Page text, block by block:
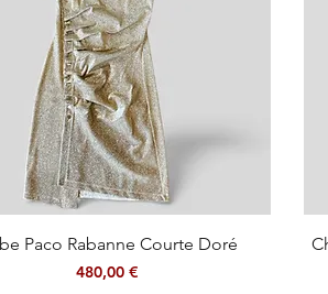
Aperçu rapide
Paco Rabanne Courte Doré
Prix
480,00 €